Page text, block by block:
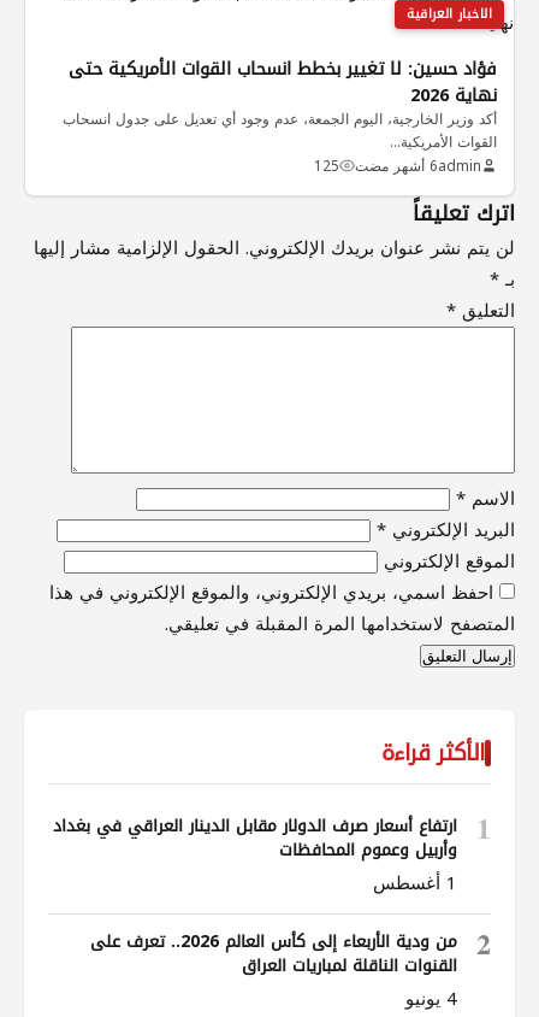
الاخبار العراقية
فؤاد حسين: لا تغيير بخطط انسحاب القوات الأمريكية حتى
نهاية 2026
أكد وزير الخارجية، اليوم الجمعة، عدم وجود أي تعديل على جدول انسحاب
القوات الأمريكية…
admin6 أشهر مضت 125
اترك تعليقاً
لن يتم نشر عنوان بريدك الإلكتروني. الحقول الإلزامية مشار إليها
بـ*
التعليق*
الاسم *
البريد الإلكتروني *
الموقع الإلكتروني
احفظ اسمي، بريدي الإلكتروني، والموقع الإلكتروني في هذا
المتصفح لاستخدامها المرة المقبلة في تعليقي.
الأكثر قراءة
1 ارتفاع أسعار صرف الدولار مقابل الدينار العراقي في بغداد
وأربيل وعموم المحافظات
1 أغسطس
2 من ودية الأربعاء إلى كأس العالم 2026.. تعرف على
القنوات الناقلة لمباريات العراق
4 يونيو